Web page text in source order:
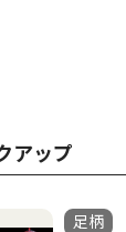
アップ
足柄